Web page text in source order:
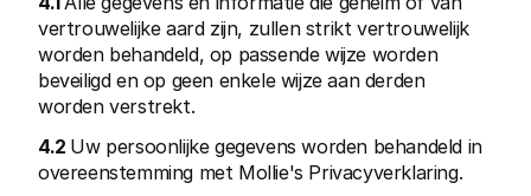
vertrouwelijke aard zijn, zullen strikt vertrouwelijk
worden behandeld, op passende wijze worden
beveiligd en op geen enkele wijze aan derden
worden verstrekt.
4.2 Uw persoonlijke gegevens worden behandeld in
overeenstemming met Mollie's Privacyverklaring.